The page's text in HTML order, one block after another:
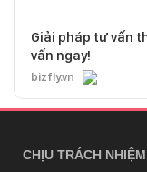
Giải pháp tư vấn
vấn ngay!
bizfly.vn
CHỊU TRÁCH